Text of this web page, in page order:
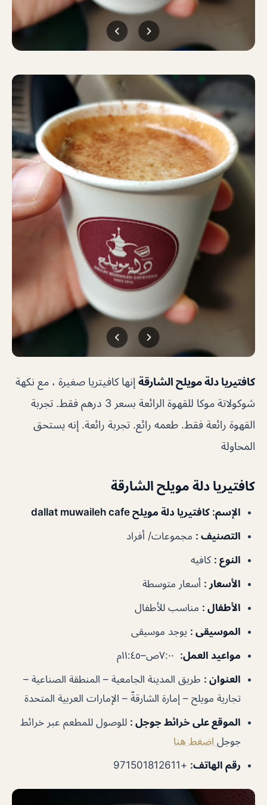
كافتيريا دلة مويلح الشارقة إنها كافيتريا صغيرة ، مع نكهة
شوكولاتة موكا للقهوة الرائعة بسعر 3 درهم فقط. تجربة
القهوة رائعة فقط. طعمه رائع. تجربة رائعة. إنه يستحق
المحاولة
كافتيريا دلة مويلح الشارقة
الإسم: كافتيريا دلة مويلح dallat muwaileh cafe
التصنيف : مجموعات/ أفراد
النوع : كافيه
الأسعار : أسعار متوسطة
الأطفال : مناسب للأطفال
الموسيقى : يوجد موسيقى
مواعيد العمل:
العنوان : طريق المدينة الجامعية – المنطقة الصناعية –
تجارية مويلح – إمارة الشارقةّ – الإمارات العربية المتحدة
الموقع على خرائط جوجل : للوصول للمطعم عبر خرائط
جوجل اضغط هنا
رقم الهاتف:
+971501812611